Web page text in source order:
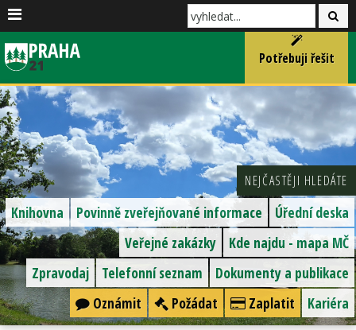
Potřebuji řešit
NEJČASTĚJI HLEDÁTE
Úřední deska
Povinně zveřejňované informace
Knihovna
Kde najdu - mapa MČ
Veřejné zakázky
Dokumenty a publikace
Telefonní seznam
Zpravodaj
Kariéra
Zaplatit
Požádat
Oznámit